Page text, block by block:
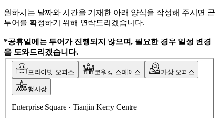
원하시는 날짜와 시간을 기재한 아래 양식을 작성해 주시면 곧
투어를 확정하기 위해 연락드리겠습니다.
*공휴일에는 투어가 진행되지 않으며, 필요한 경우 일정 변경
을 도와드리겠습니다.
프라이빗 오피스 코워킹 스페이스 가상 오피스
행사장
Enterprise Square · Tianjin Kerry Centre